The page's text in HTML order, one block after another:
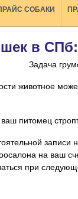
СОБАКИ
в
Задача
животное
питомец
записи
на ваш
при